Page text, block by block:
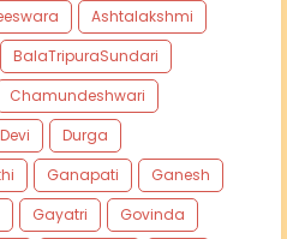
Ashtalakshmi
BalaTripuraSundari
Chamundeshwari
Devi
Durga
Ganapati
Ganesh
Gayatri
Govinda